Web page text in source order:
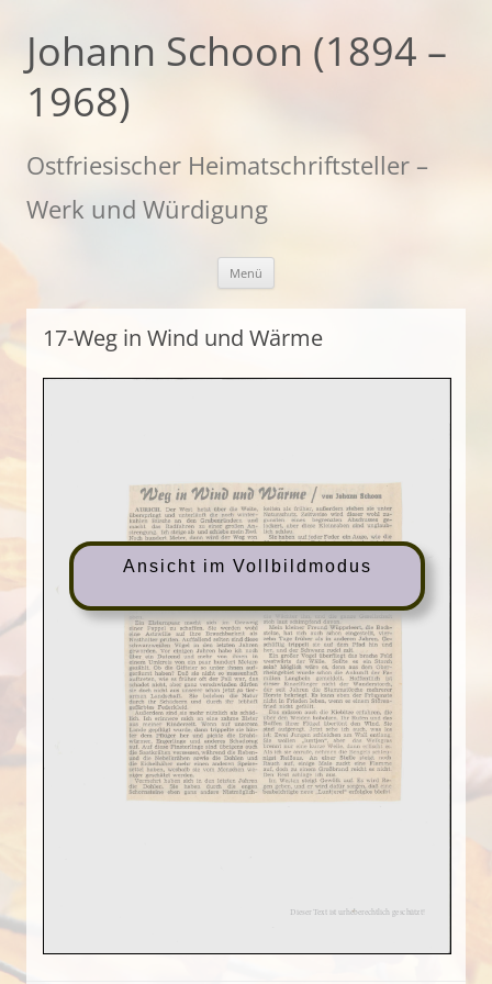
springen
Johann Schoon (1894 –
1968)
Ostfriesischer Heimatschriftsteller –
Werk und Würdigung
Menü
17-Weg in Wind und Wärme
Ansicht im Vollbildmodus